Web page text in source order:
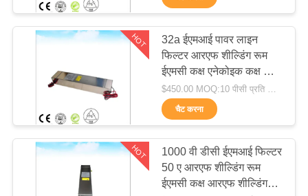
नियंत्रण
समाचार
ईएमआई फीडथ्रू फ़िल्टर
19
HOT
32a ईएमआई पावर लाइन
फिल्टर आरएफ शील्डिंग रूम
ईएमसी कक्ष एनेकोइक कक्ष के
लिए
चैट करना
HOT
1000 वी डीसी ईएमआई फिल्टर
50 ए आरएफ शील्डिंग रूम
ईएमसी कक्ष आरएफ शील्डिंग